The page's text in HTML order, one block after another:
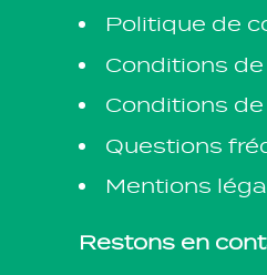
Politique de
Conditions
Conditions
Questions
Mentions
Restons en